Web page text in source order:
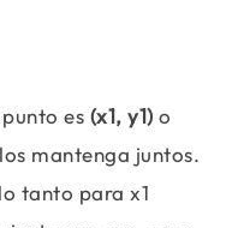
es (x1, y1) o
mantenga juntos.
tanto para x1